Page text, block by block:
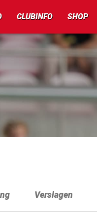
CLUBINFO SHOP
Verslagen